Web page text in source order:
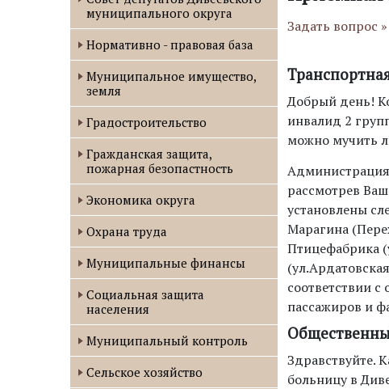
муниципального округа
Нормативно - правовая база
Муниципальное имущество,
земля
Градостроительство
Гражданская защита,
пожарная безопастность
Экономика округа
Охрана труда
Муниципальные финансы
Социальная защита
населения
Муниципальный контроль
Сельское хозяйство
Задать вопрос »
Добрый день!
инвалид 2
можно мучить
рассмотрев
установлены
Марагина
Птицефабрика
соответствии
пассажиров и
Здравствуйте.
больницу в